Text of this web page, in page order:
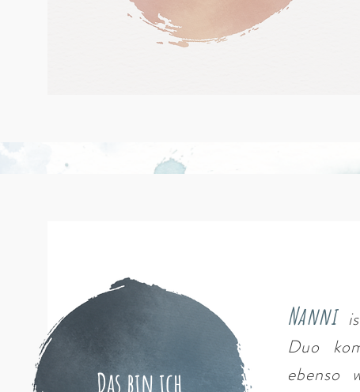
Das bin ich
Nanni
Duo
ebenso